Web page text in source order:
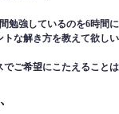
勉強しているのを6時間
トな解き方を教えて欲しい
ご希望にこたえることは